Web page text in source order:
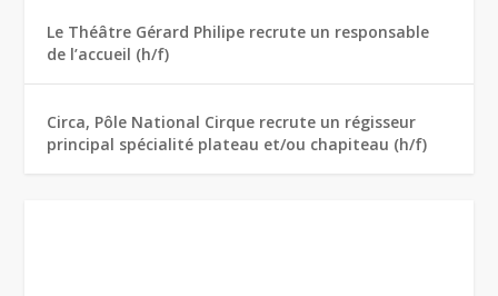
Le Théâtre Gérard Philipe recrute un responsable
de l’accueil (h/f)
Circa, Pôle National Cirque recrute un régisseur
principal spécialité plateau et/ou chapiteau (h/f)